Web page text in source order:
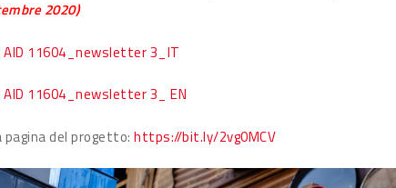
2020)
11604_newsletter 3_IT
11604_newsletter 3_ EN
pagina del progetto: https://bit.ly/2vg0MCV